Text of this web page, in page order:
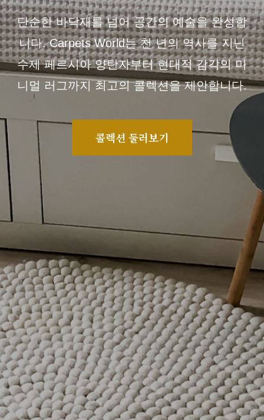
단순한 바닥재를 넘어 공간의 예술을 완성합
니다. Carpets World는 천 년의 역사를 지닌
수제 페르시아 양탄자부터 현대적 감각의 미
니멀 러그까지 최고의 콜렉션을 제안합니다.
콜렉션 둘러보기